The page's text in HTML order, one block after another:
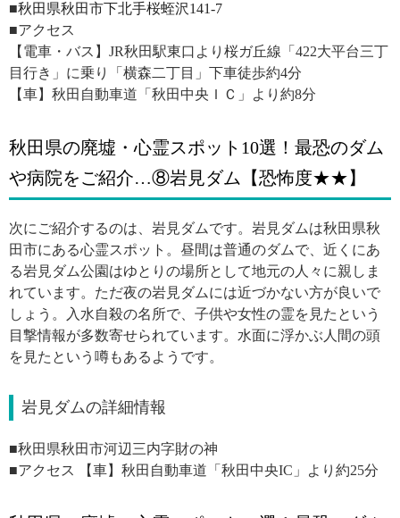
■秋田県秋田市下北手桜蛭沢141-7
■アクセス
【電車・バス】JR秋田駅東口より桜ガ丘線「422大平台三丁
目行き」に乗り「横森二丁目」下車徒歩約4分
【車】秋田自動車道「秋田中央ＩＣ」より約8分
秋田県の廃墟・心霊スポット10選！最恐のダム
や病院をご紹介…⑧岩見ダム【恐怖度★★】
次にご紹介するのは、岩見ダムです。岩見ダムは秋田県秋
田市にある心霊スポット。昼間は普通のダムで、近くにあ
る岩見ダム公園はゆとりの場所として地元の人々に親しま
れています。ただ夜の岩見ダムには近づかない方が良いで
しょう。入水自殺の名所で、子供や女性の霊を見たという
目撃情報が多数寄せられています。水面に浮かぶ人間の頭
を見たという噂もあるようです。
岩見ダムの詳細情報
■秋田県秋田市河辺三内字財の神
■アクセス 【車】秋田自動車道「秋田中央IC」より約25分